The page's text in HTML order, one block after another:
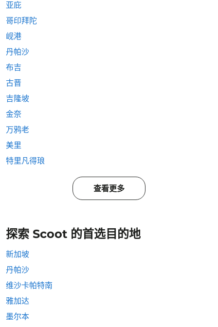
亚庇
哥印拜陀
岘港
丹帕沙
布吉
古晋
吉隆坡
金奈
万鸦老
美里
特里凡得琅
查看更多
探索 Scoot 的首选目的地
新加坡
丹帕沙
维沙卡帕特南
雅加达
墨尔本